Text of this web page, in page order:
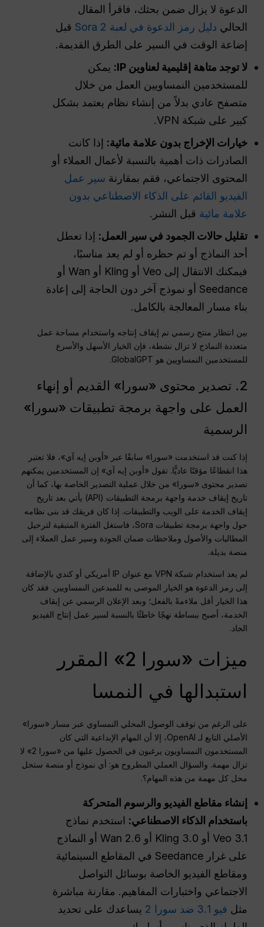
الدعوة لا يزال ضمن بحثك، فاقرأ المقال
الحالي دليل رمز الدعوة في لعبة Sora 2
قبل
إضاعة الوقت في السير على الطرق القديمة.
لا توجد متاهة إقليمية لعناوين IP:
يمكن
للمستخدمين النمساويين العمل من خلال
متصفح عادي بدلاً من إنشاء نظام يعتمد بشكل
كبير على شبكة VPN.
خيارات الإخراج بدون علامة مائية: إذا كانت
الصادرات ذات أهمية بالنسبة لأعمال العملاء أو
المحتوى الاجتماعي، فقم بمقارنة سير عمل
الفيديو القائم على الذكاء الاصطناعي بدون
علامة مائية قبل النشر.
تقليل حالات الجمود في سير العمل: إذا تعطل
أحد النماذج أو تم حظره أو لم يعد مناسبًا،
فيمكنك الانتقال إلى Veo أو Kling أو Wan أو
Seedance أو نموذج آخر دون الحاجة إلى إعادة
بناء مسار المعالجة بالكامل.
بين انتظار منتج رسمي تم إيقاف إنتاجه واستخدام مساحة عمل
متعددة النماذج لا تزال نشطة، فإن الخيار الأسهل والأسرع
للمستخدمين النمساويين هو GlobalGPT.
2. تصدير محتوى «سورا» القديم أو إنهاء
العمل على واجهة برمجة تطبيقات «سورا»
الرسمية
إذا كنت قد استخدمت «سورا» سابقًا عبر «أوبن إيه آي»، فلا تعتبر
هذا انقطاعًا مؤقتًا عاديًّا. تقول «أوبن إيه آي» إن المستخدمين يمكنهم
تصدير محتوى «سورا» من خلال عملية التصدير الخاصة بها، كما أن
تاريخ إيقاف خدمة واجهة برمجة التطبيقات (API) يأتي بعد تاريخ
إيقاف الخدمة على الويب والتطبيقات. إذا كان فريقك قد بنى نظامه
حول واجهة برمجة تطبيقات Sora، فاستغل الفترة المتبقية لترحيل
المطالبات والأصول وملاحظات ضمان الجودة وسير عمل العملاء إلى
منصة بديلة.
لم يعد استخدام شبكة VPN مع عنوان IP أمريكي أو كندي بالإضافة
إلى رمز الدعوة هو الخيار الموصى به للمبدعين النمساويين. فقد كان
هذا الخيار أقل ملاءمةً بالفعل؛ وبعد الإعلان الرسمي عن إيقاف
الخدمة، أصبح ببساطة نهجًا خاطئًا بالنسبة لسير عمل إنتاج الفيديو
الجاد.
ميزات «سورا 2» المقرر
استبدالها في النمسا
على الرغم من توقف الوصول المحلي النمساوي عبر مسار «سورا»
الأصلي التابع لـ OpenAI، إلا أن المهام الإبداعية التي كان
المستخدمون النمساويون يرغبون في الحصول عليها من «سورا 2» لا
تزال مهمة. والسؤال العملي المطروح هو: أي نموذج أو منصة ستحل
محل كل مهمة من هذه المهام؟.
إنشاء مقاطع الفيديو والرسوم المتحركة
باستخدام الذكاء الاصطناعي: استخدم نماذج
Veo 3.1 أو Kling 3.0 أو Wan 2.6 أو النماذج
على غرار Seedance في المقاطع السينمائية
ومقاطع الفيديو الخاصة بوسائل التواصل
الاجتماعي واختبارات المفاهيم. مقارنة مباشرة
مثل فيو 3.1 ضد سورا 2
يساعدك على تحديد